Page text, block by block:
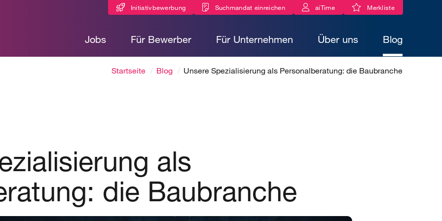
Initiativbewerbung Suchmandat einreichen aiTime Merkliste
Jobs Für Bewerber Für Unternehmen Über uns Blog
Startseite Blog Unsere Spezialisierung als Personalberatung: die Baubranche
als
die Baubranche